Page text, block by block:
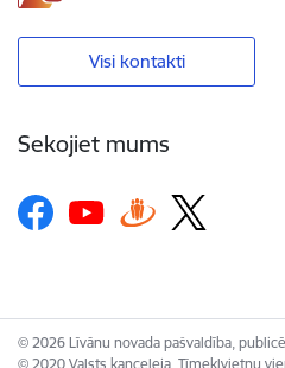
Visi kontakti
Sekojiet mums
© 2026 Līvānu novada pašvaldība,
© 2020 Valsts kanceleja, Tīmekļvietņu